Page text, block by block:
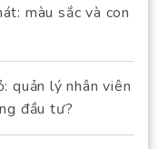
màu sắc và con
quản lý nhân viên
đầu tư?